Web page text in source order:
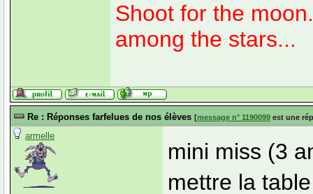
Shoot for the
among the stars...
Re : Réponses farfelues de nos élèves [message n° 1190099 est une
armelle
mini miss (3
mettre la